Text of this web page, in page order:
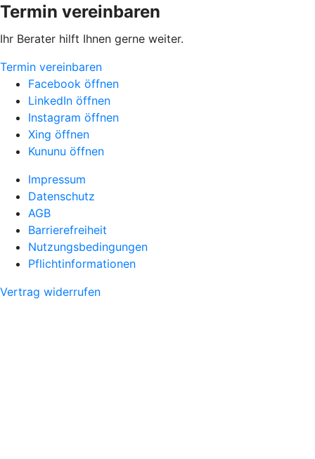
Termin vereinbaren
Ihr Berater hilft Ihnen gerne weiter.
Termin vereinbaren
Facebook öffnen
LinkedIn öffnen
Instagram öffnen
Xing öffnen
Kununu öffnen
Impressum
Datenschutz
AGB
Barrierefreiheit
Nutzungsbedingungen
Pflichtinformationen
Vertrag widerrufen